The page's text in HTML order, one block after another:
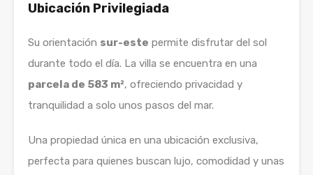
Ubicación Privilegiada
Su orientación sur-este permite disfrutar del sol
durante todo el día. La villa se encuentra en una
parcela de 583 m², ofreciendo privacidad y
tranquilidad a solo unos pasos del mar.
Una propiedad única en una ubicación exclusiva,
perfecta para quienes buscan lujo, comodidad y unas